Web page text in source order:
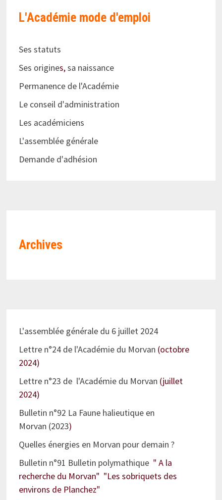
L'Académie mode d'emploi
Ses statuts
Ses origines,sa naissance
Permanence de l'Académie
Le conseil d'administration
Les académiciens
L'assemblée générale
Demande d'adhésion
Archives
L'assemblée générale du 6 juillet 2024
Lettre n°24 de l'Académie du Morvan (octobre
2024)
Lettre n°23 de l'Académie du Morvan (juillet
2024)
Bulletin n°92 La Faune halieutique en
Morvan (2023)
Quelles énergies en Morvan pour demain ?
Bulletin n°91 Bulletin polymathique" A la
recherche du Morvan" "Les sobriquets des
environs de Planchez"